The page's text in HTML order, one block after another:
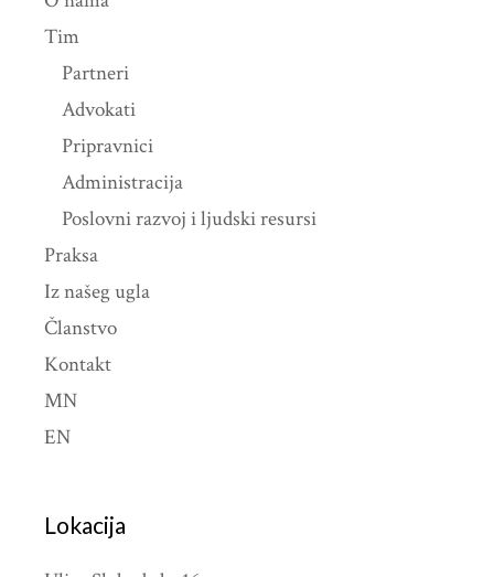
Tim
Partneri
Advokati
Pripravnici
Administracija
Poslovni razvoj i ljudski resursi
Praksa
Iz našeg ugla
Članstvo
Kontakt
MN
EN
Lokacija